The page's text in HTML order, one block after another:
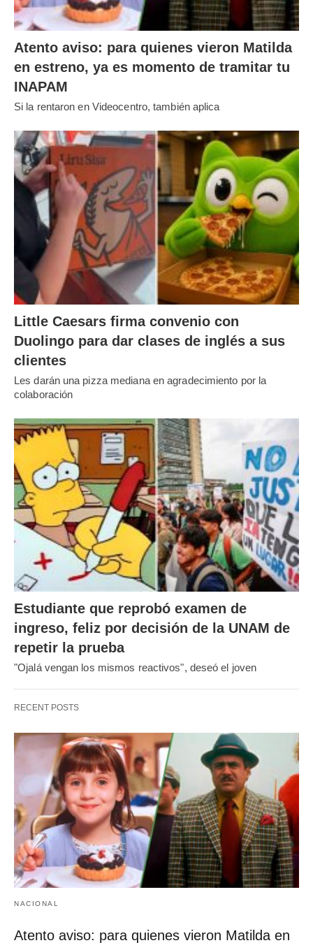
Atento aviso: para quienes vieron Matilda
en estreno, ya es momento de tramitar tu
INAPAM
Si la rentaron en Videocentro, también aplica
Little Caesars firma convenio con
Duolingo para dar clases de inglés a sus
clientes
Les darán una pizza mediana en agradecimiento por la
colaboración
Estudiante que reprobó examen de
ingreso, feliz por decisión de la UNAM de
repetir la prueba
"Ojalá vengan los mismos reactivos", deseó el joven
RECENT POSTS
NACIONAL
Atento aviso: para quienes vieron Matilda en